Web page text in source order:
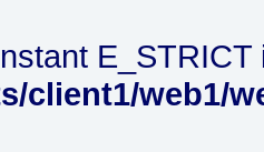
client1/web1/